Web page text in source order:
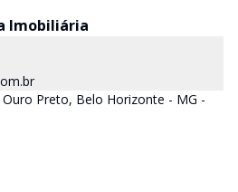
Imobiliária
Preto, Belo Horizonte - MG -